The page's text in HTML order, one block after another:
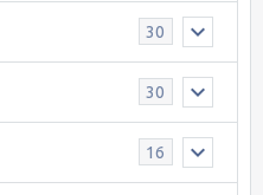
30
30
16